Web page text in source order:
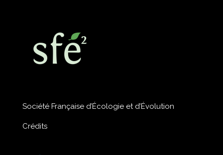
Société Française d’Écologie et d’Évolution
Crédits